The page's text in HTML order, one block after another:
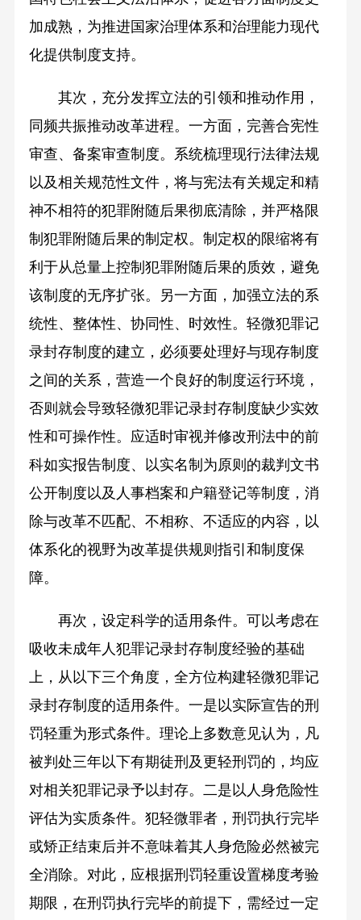
加成熟，为推进国家治理体系和治理能力现代
化提供制度支持。
其次，充分发挥立法的引领和推动作用，
同频共振推动改革进程。一方面，完善合宪性
审查、备案审查制度。系统梳理现行法律法规
以及相关规范性文件，将与宪法有关规定和精
神不相符的犯罪附随后果彻底清除，并严格限
制犯罪附随后果的制定权。制定权的限缩将有
利于从总量上控制犯罪附随后果的质效，避免
该制度的无序扩张。另一方面，加强立法的系
统性、整体性、协同性、时效性。轻微犯罪记
录封存制度的建立，必须要处理好与现存制度
之间的关系，营造一个良好的制度运行环境，
否则就会导致轻微犯罪记录封存制度缺少实效
性和可操作性。应适时审视并修改刑法中的前
科如实报告制度、以实名制为原则的裁判文书
公开制度以及人事档案和户籍登记等制度，消
除与改革不匹配、不相称、不适应的内容，以
体系化的视野为改革提供规则指引和制度保
障。
再次，设定科学的适用条件。可以考虑在
吸收未成年人犯罪记录封存制度经验的基础
上，从以下三个角度，全方位构建轻微犯罪记
录封存制度的适用条件。一是以实际宣告的刑
罚轻重为形式条件。理论上多数意见认为，凡
被判处三年以下有期徒刑及更轻刑罚的，均应
对相关犯罪记录予以封存。二是以人身危险性
评估为实质条件。犯轻微罪者，刑罚执行完毕
或矫正结束后并不意味着其人身危险必然被完
全消除。对此，应根据刑罚轻重设置梯度考验
期限，在刑罚执行完毕的前提下，需经过一定